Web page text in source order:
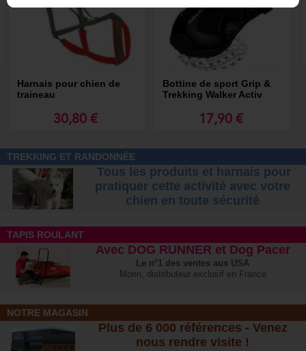
Harnais pour chien de
traineau
30,80 €
Bottine de sport Grip &
Trekking Walker Activ
17,90 €
TREKKING ET RANDONNÉE
Tous les produits et harnais pour
pratiquer cette activité avec votre
chien en toute sécurité
TAPIS ROULANT
Avec DOG RUNNER et Dog Pacer
Le n°1 des ventes aux USA
Morin, distributeur exclusif en France
NOTRE MAGASIN
Plus de 6 000 références - Venez
nous rendre visite !